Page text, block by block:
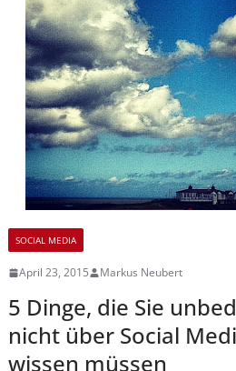
SOCIAL MEDIA
April 23, 2015 Markus Neubert
5 Dinge, die Sie
nicht über Social
wissen müssen